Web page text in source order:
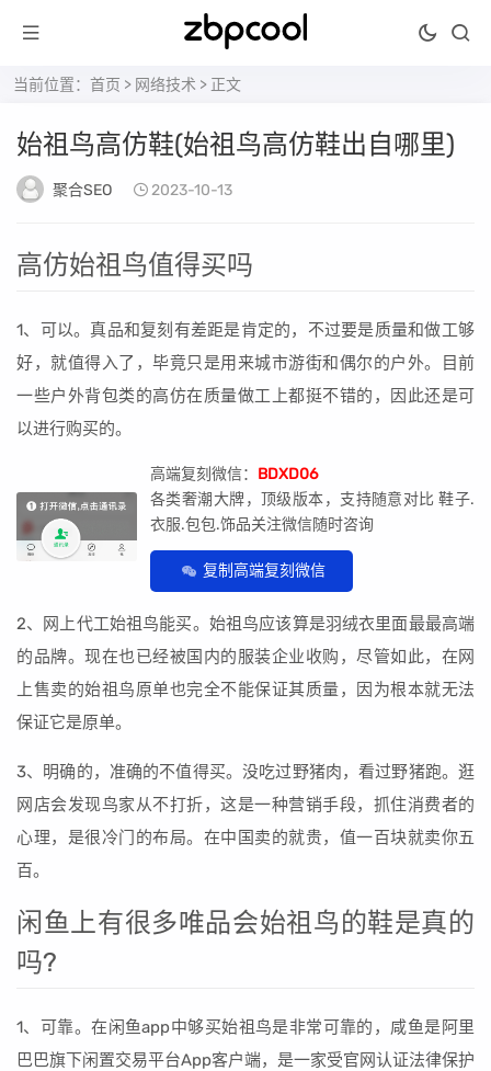
当前位置： 首页 > 网络技术 > 正文
始祖鸟高仿鞋(始祖鸟高仿鞋出自哪里)
聚合SEO 2023-10-13
高仿始祖鸟值得买吗
1、可以。真品和复刻有差距是肯定的，不过要是质量和做工够
好，就值得入了，毕竟只是用来城市游街和偶尔的户外。目前
一些户外背包类的高仿在质量做工上都挺不错的，因此还是可
以进行购买的。
高端复刻微信： BDXD06
各类奢潮大牌，顶级版本，支持随意对比 鞋子.
衣服.包包.饰品关注微信随时咨询
复制高端复刻微信
2、网上代工始祖鸟能买。始祖鸟应该算是羽绒衣里面最最高端
的品牌。现在也已经被国内的服装企业收购，尽管如此，在网
上售卖的始祖鸟原单也完全不能保证其质量，因为根本就无法
保证它是原单。
3、明确的，准确的不值得买。没吃过野猪肉，看过野猪跑。逛
网店会发现鸟家从不打折，这是一种营销手段，抓住消费者的
心理，是很冷门的布局。在中国卖的就贵，值一百块就卖你五
百。
闲鱼上有很多唯品会始祖鸟的鞋是真的
吗?
1、可靠。在闲鱼app中够买始祖鸟是非常可靠的，咸鱼是阿里
巴巴旗下闲置交易平台App客户端，是一家受官网认证法律保护